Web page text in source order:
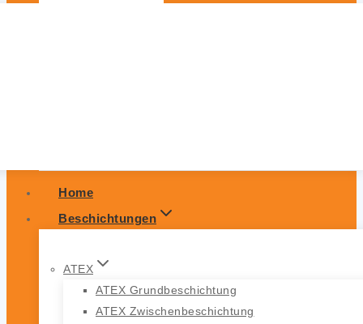
Home
Beschichtungen
ATEX
ATEX Grundbeschichtung
ATEX Zwischenbeschichtung